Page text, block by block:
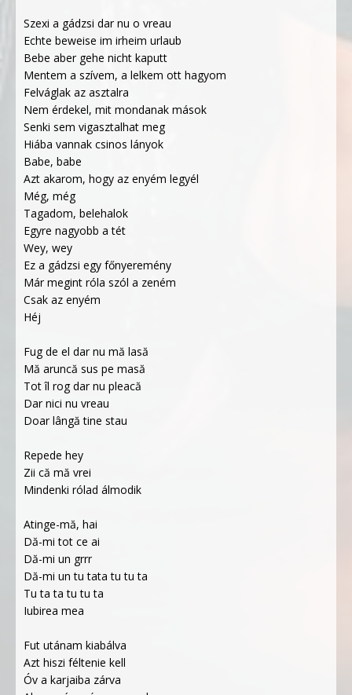
Szexi a gádzsi dar nu o vreau
Echte beweise im irheim urlaub
Bebe aber gehe nicht kaputt
Mentem a szívem, a lelkem ott hagyom
Felváglak az asztalra
Nem érdekel, mit mondanak mások
Senki sem vigasztalhat meg
Hiába vannak csinos lányok
Babe, babe
Azt akarom, hogy az enyém legyél
Még, még
Tagadom, belehalok
Egyre nagyobb a tét
Wey, wey
Ez a gádzsi egy főnyeremény
Már megint róla szól a zeném
Csak az enyém
Héj
Fug de el dar nu mă lasă
Mă aruncă sus pe masă
Tot îl rog dar nu pleacă
Dar nici nu vreau
Doar lângă tine stau
Repede hey
Zii că mă vrei
Mindenki rólad álmodik
Atinge-mă, hai
Dă-mi tot ce ai
Dă-mi un grrr
Dă-mi un tu tata tu tu ta
Tu ta ta tu tu ta
Iubirea mea
Fut utánam kiabálva
Azt hiszi féltenie kell
Óv a karjaiba zárva